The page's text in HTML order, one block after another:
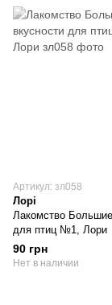
Артикул: зл058
Лорі
Лакомство
для птиц №1, Лори
90 грн
Нет в наличии